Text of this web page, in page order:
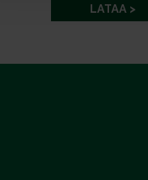
LATAA